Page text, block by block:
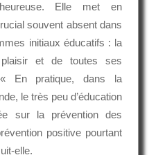
Elle met en
souvent absent dans
initiaux éducatifs : la
plaisir et de toutes ses
En pratique, dans la
le très peu d’éducation
sur la prévention des
positive pourtant
elle.